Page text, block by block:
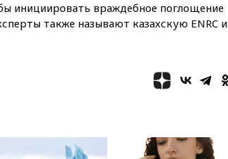
вчера, 20:00 СК возбудил дело
против журналистки Катерины
Гордеевой о фейках о ВС
нейтральный статус
фигуристкам Валиевой и
впервые совершил
официальный визит в Сербию
инициировать враждебное поглощение
также называют казахскую ENRC и